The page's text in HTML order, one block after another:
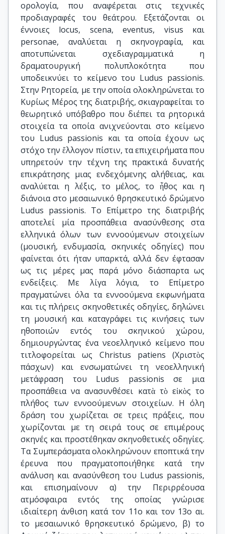
ορολογία, που αναφέρεται στις τεχνικές
προδιαγραφές του θεάτρου. Εξετάζονται οι
έννοιες locus, scena, eventus, visus και
personae, αναλύεται η σκηνογραφία, και
αποτυπώνεται σχεδιαγραμματικά η
δραματουργική πολυπλοκότητα που
υποδεικνύει το κείμενο του Ludus passionis.
Στην Ρητορεία, με την οποία ολοκληρώνεται το
Κυρίως Μέρος της διατριβής, σκιαγραφείται το
θεωρητικό υπόβαθρο που διέπει τα ρητορικά
στοιχεία τα οποία ανιχνεύονται στο κείμενο
του Ludus passionis και τα οποία έχουν ως
στόχο την ἔλλογον πίστιν, τα επιχειρήματα που
υπηρετούν την τέχνη της πρακτικά δυνατής
επικράτησης μιας ενδεχόμενης αλήθειας, και
αναλύεται η λέξις, το μέλος, το ἦθος και η
διάνοια στο μεσαιωνικό θρησκευτικό δρώμενο
Ludus passionis. Το Επίμετρο της διατριβής
αποτελεί μία προσπάθεια ανασύνθεσης στα
ελληνικά όλων των εννοούμενων στοιχείων
(μουσική, ενδυμασία, σκηνικές οδηγίες) που
φαίνεται ότι ήταν υπαρκτά, αλλά δεν έφτασαν
ως τις μέρες μας παρά μόνο διάσπαρτα ως
ενδείξεις. Με λίγα λόγια, το Επίμετρο
πραγματώνει όλα τα εννοούμενα εκφωνήματα
και τις πλήρεις σκηνοθετικές οδηγίες, δηλώνει
τη μουσική και καταγράφει τις κινήσεις των
ηθοποιών εντός του σκηνικού χώρου,
δημιουργώντας ένα νεοελληνικό κείμενο που
τιτλοφορείται ως Christus patiens (Χριστὸς
πάσχων) και ενσωματώνει τη νεοελληνική
μετάφραση του Ludus passionis σε μια
προσπάθεια να ανασυνθέσει κατὰ τὸ εἰκὸς το
πλήθος των εννοούμενων στοιχείων. Η όλη
δράση του χωρίζεται σε τρεις πράξεις, που
χωρίζονται με τη σειρά τους σε επιμέρους
σκηνές και προστέθηκαν σκηνοθετικές οδηγίες.
Τα Συμπεράσματα ολοκληρώνουν εποπτικά την
έρευνα που πραγματοποιήθηκε κατά την
ανάλυση και ανασύνθεση του Ludus passionis,
και επισημαίνουν α) την Περιρρέουσα
ατμόσφαιρα εντός της οποίας γνώρισε
ιδιαίτερη άνθιση κατά τον 11ο και τον 13ο αι.
το μεσαιωνικό θρησκευτικό δρώμενο, β) το